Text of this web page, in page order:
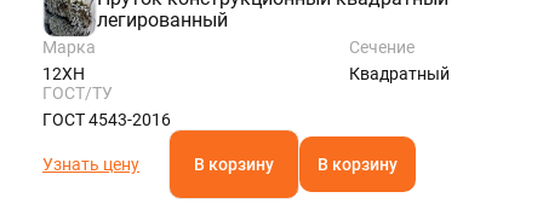
легированный
Марка
12ХН
Сечение
Квадратный
ГОСТ/ТУ
ГОСТ 4543-2016
Узнать цену В корзину В корзину